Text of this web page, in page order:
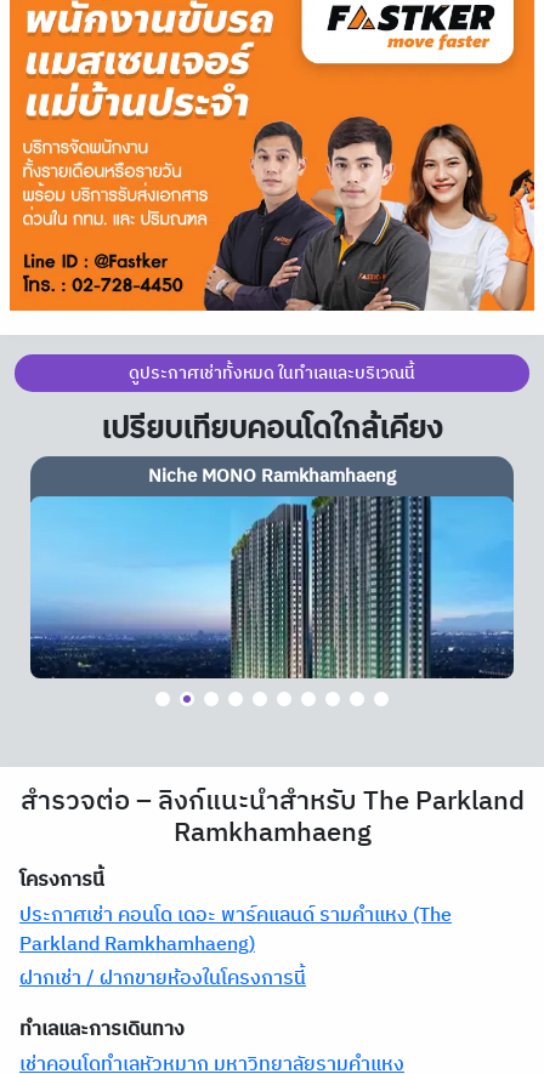
ดูประกาศเช่าทั้งหมด ในทำเลและบริเวณนี้
เปรียบเทียบคอนโดใกล้เคียง
Chewathai Ramkhamhaeng
สำรวจต่อ – ลิงก์แนะนำสำหรับ The Parkland
Ramkhamhaeng
โครงการนี้
ประกาศเช่า คอนโด เดอะ พาร์คแลนด์ รามคำแหง (The
Parkland Ramkhamhaeng)
ฝากเช่า / ฝากขายห้องในโครงการนี้
ทำเลและการเดินทาง
เช่าคอนโดทำเลหัวหมาก มหาวิทยาลัยรามคำแหง